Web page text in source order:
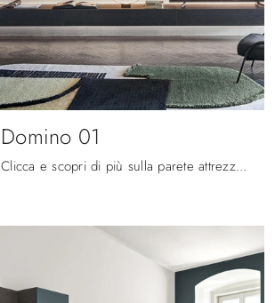
Domino 01
Clicca e scopri di più sulla parete attrezzata Domino 01 dell'azienda Sangiacomo: è la soluzione dalle linee moderne ideale per te.